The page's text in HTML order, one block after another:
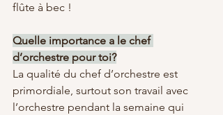
flûte à bec !
Quelle importance a le chef
d’orchestre pour toi?
La qualité du chef d’orchestre est
primordiale, surtout son travail avec
l’orchestre pendant la semaine qui